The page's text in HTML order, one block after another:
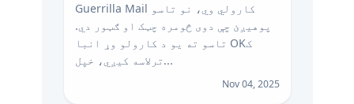
Guerrilla Mail کارولي وي، نو تاسو
پوهیږئ چې دوی څومره چټک او ګټور دي.
تاسو ته یو د کارولو وړ انبا OKک
ترلاسه کیږي، خپل...
Nov 04, 2025